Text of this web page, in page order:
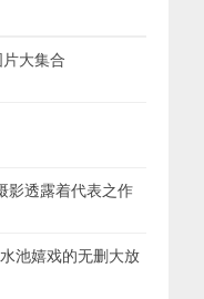
大集合
影透露着代表之作
池嬉戏的无删大放